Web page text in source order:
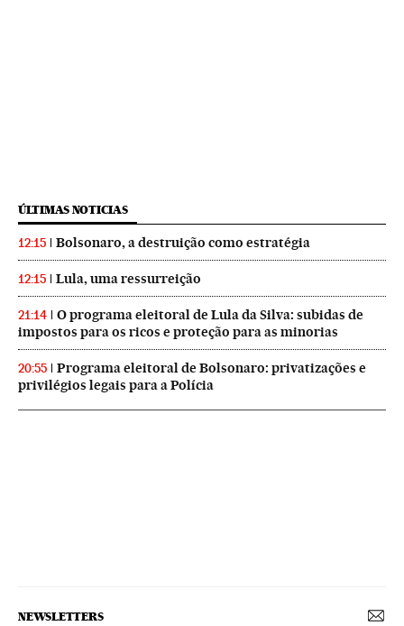
ÚLTIMAS NOTICIAS
12:15 Bolsonaro, a destruição como estratégia
12:15 Lula, uma ressurreição
21:14
O programa eleitoral de Lula da Silva: subidas de
impostos para os ricos e proteção para as minorias
20:55
Programa eleitoral de Bolsonaro: privatizações e
privilégios legais para a Polícia
NEWSLETTERS